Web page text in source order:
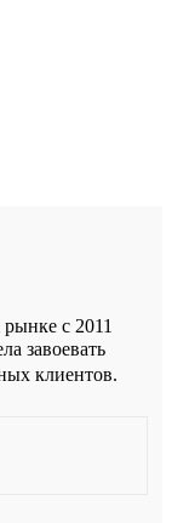
с 2011
завоевать
клиентов.